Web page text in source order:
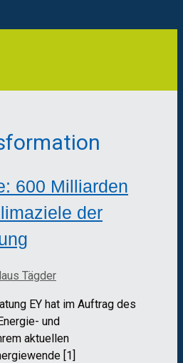
600 Milliarden
der
Tägder
EY hat im Auftrag des
und
aktuellen
[1]